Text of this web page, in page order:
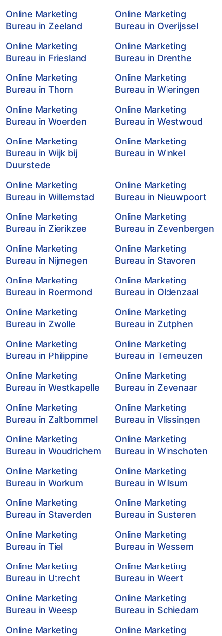
Online Marketing
Bureau in Zeeland
Online Marketing
Bureau in Overijssel
Online Marketing
Bureau in Friesland
Online Marketing
Bureau in Drenthe
Online Marketing
Bureau in Thorn
Online Marketing
Bureau in Wieringen
Online Marketing
Bureau in Woerden
Online Marketing
Bureau in Westwoud
Online Marketing
Bureau in Wijk bij
Duurstede
Online Marketing
Bureau in Winkel
Online Marketing
Bureau in Willemstad
Online Marketing
Bureau in Nieuwpoort
Online Marketing
Bureau in Zierikzee
Online Marketing
Bureau in Zevenbergen
Online Marketing
Bureau in Nijmegen
Online Marketing
Bureau in Stavoren
Online Marketing
Bureau in Roermond
Online Marketing
Bureau in Oldenzaal
Online Marketing
Bureau in Zwolle
Online Marketing
Bureau in Zutphen
Online Marketing
Bureau in Philippine
Online Marketing
Bureau in Terneuzen
Online Marketing
Bureau in Westkapelle
Online Marketing
Bureau in Zevenaar
Online Marketing
Bureau in Zaltbommel
Online Marketing
Bureau in Vlissingen
Online Marketing
Bureau in Woudrichem
Online Marketing
Bureau in Winschoten
Online Marketing
Bureau in Workum
Online Marketing
Bureau in Wilsum
Online Marketing
Bureau in Staverden
Online Marketing
Bureau in Susteren
Online Marketing
Bureau in Tiel
Online Marketing
Bureau in Wessem
Online Marketing
Bureau in Utrecht
Online Marketing
Bureau in Weert
Online Marketing
Bureau in Weesp
Online Marketing
Bureau in Schiedam
Online Marketing
Online Marketing